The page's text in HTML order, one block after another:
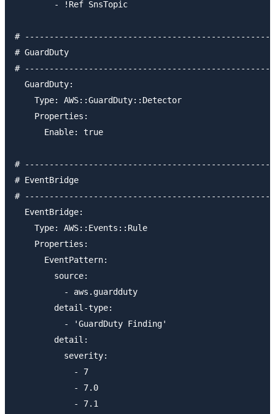
        - !Ref SnsTopic
#
# GuardDuty
#
  GuardDuty:
    Type: AWS::GuardDuty::Detector
    Properties:
      Enable: true
#
# EventBridge
#
  EventBridge:
    Type: AWS::Events::Rule
    Properties:
      EventPattern:
        source:
          - aws.guardduty
        detail-type:
          - 'GuardDuty Finding'
        detail:
          severity:
            - 7
            - 7.0
            - 7.1